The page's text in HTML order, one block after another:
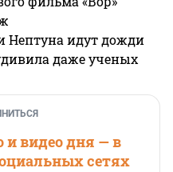
Нептуна идут дожди
даже ученых
видео дня — в
сетях